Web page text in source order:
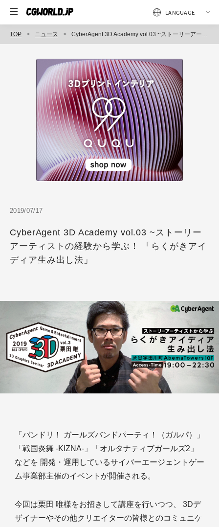
TOP ニュース CyberAgent 3D Academy vol.03 ~ストーリーアーティストの経験から学ぶ！ 「らくがきアイディア生み出し法」
2019/07/17
CyberAgent 3D Academy vol.03 ~ストーリー
アーティストの経験から学ぶ！ 「らくがきアイ
ディア生み出し法」
「バンドリ！ ガールズバンドパーティ！（ガルパ）」
「戦国炎舞 -KIZNA-」「オルタナティブガールズ2」
などを 開発・運用しているサイバーエージェントゲー
ム事業部主催のイベントが開催される。
今回は栗田 唯様をお招きして講座を行いつつ、 3Dデ
ザイナーやその他クリエイターの皆様とのコミュニケ